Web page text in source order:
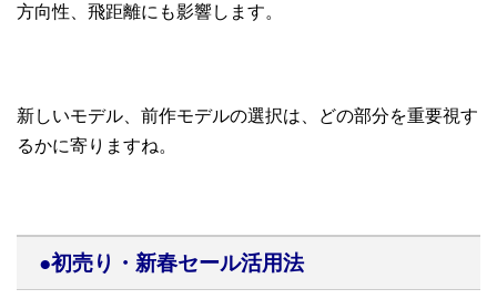
方向性、飛距離にも影響します。
新しいモデル、前作モデルの選択は、どの部分を重要視す
るかに寄りますね。
●初売り・新春セール活用法